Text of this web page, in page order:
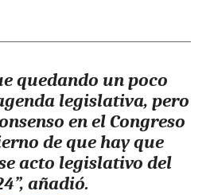
quedando un poco
legislativa, pero
en el Congreso
de que hay que
acto legislativo del
añadió.